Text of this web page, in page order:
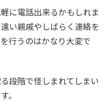
に電話出来るかもしれま
い親戚やしばらく連絡を
行うのはかなり大変で
段階で怪しまれてしまい
。